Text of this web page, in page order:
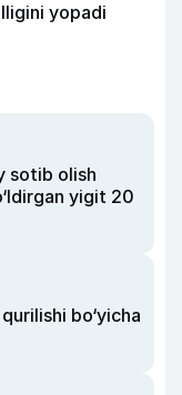
yopadi
sotib olish
yigit 20
bo‘yicha